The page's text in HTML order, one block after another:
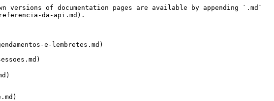
of documentation pages are available by appending `.md`
da-api.md).
e-lembretes.md)